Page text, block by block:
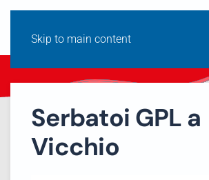
Skip to main content
Serbatoi GPL a
Vicchio